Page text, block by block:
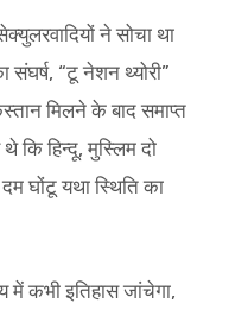
ने सोचा था
संघर्ष, “टू नेशन थ्योरी”
मिलने के बाद समाप्त
कि हिन्दू, मुस्लिम दो
घोंटू यथा स्थिति का
में कभी इतिहास जांचेगा,